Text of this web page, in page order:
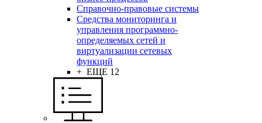
Справочно-правовые системы
Средства мониторинга и
управления программно-
определяемых сетей и
виртуализации сетевых
функций
+ ЕЩЕ 12